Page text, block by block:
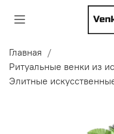
Главная
Ритуальные венки из
Элитные